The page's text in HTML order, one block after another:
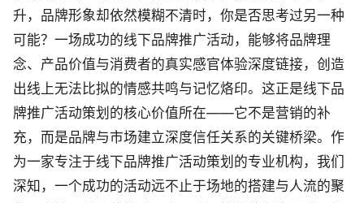
升，品牌形象却依然模糊不清时，你是否思考过另一种
可能？一场成功的线下品牌推广活动，能够将品牌理
念、产品价值与消费者的真实感官体验深度链接，创造
出线上无法比拟的情感共鸣与记忆烙印。这正是线下品
牌推广活动策划的核心价值所在——它不是营销的补
充，而是品牌与市场建立深度信任关系的关键桥梁。作
为一家专注于线下品牌推广活动策划的专业机构，我们
深知，一个成功的活动远不止于场地的搭建与人流的聚